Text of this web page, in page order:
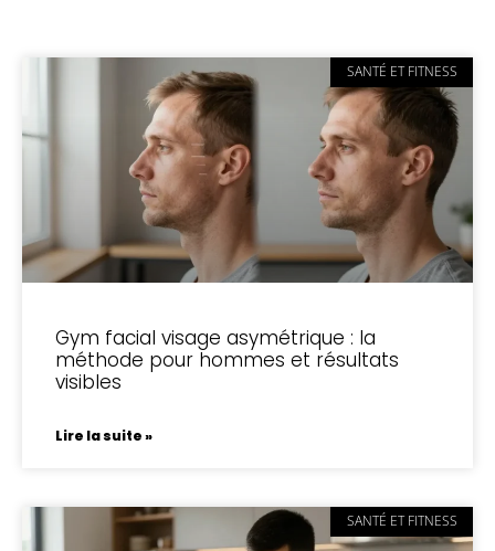
SANTÉ ET FITNESS
Gym facial visage asymétrique : la
méthode pour hommes et résultats
visibles
Lire la suite »
SANTÉ ET FITNESS